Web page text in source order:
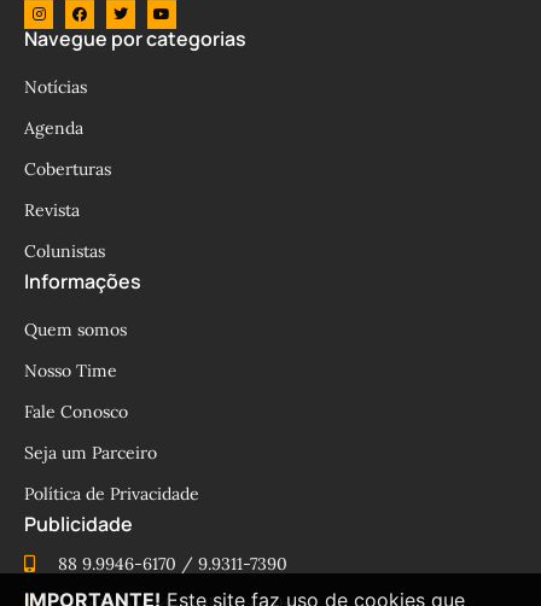
Navegue por categorias
Notícias
Agenda
Coberturas
Revista
Colunistas
Informações
Quem somos
Nosso Time
Fale Conosco
Seja um Parceiro
Política de Privacidade
Publicidade
88 9.9946-6170 / 9.9311-7390
IMPORTANTE! Este site faz uso de cookies que